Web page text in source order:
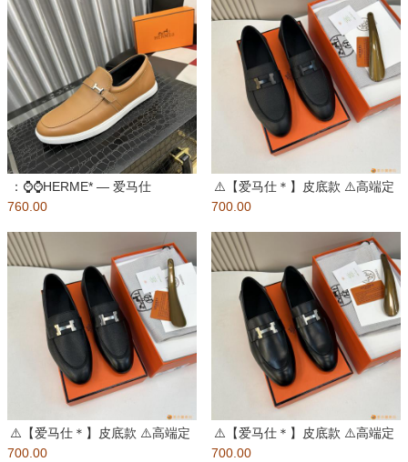
：⌚️⌚️HERME* — 爱马仕
Bouncing运动鞋，男
760.00
⚠️【爱马仕＊】皮底款 ⚠️高端定
制工艺 ⚠️男士真皮底小皮
700.00
⚠️【爱马仕＊】皮底款 ⚠️高端定
制工艺 ⚠️男士真皮底小皮
700.00
⚠️【爱马仕＊】皮底款 ⚠️高端定
制工艺 ⚠️男士真皮底小皮
700.00